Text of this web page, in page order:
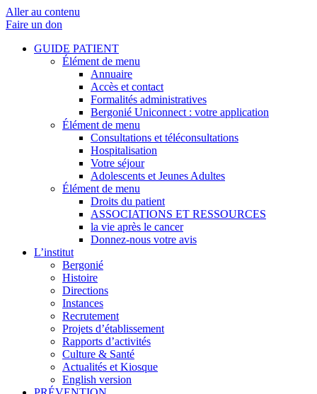
Aller au contenu
Faire un don
GUIDE PATIENT
Élément de menu
Annuaire
Accès et contact
Formalités administratives
Bergonié Uniconnect : votre application
Élément de menu
Consultations et téléconsultations
Hospitalisation
Votre séjour
Adolescents et Jeunes Adultes
Élément de menu
Droits du patient
ASSOCIATIONS ET RESSOURCES
la vie après le cancer
Donnez-nous votre avis
L’institut
Bergonié
Histoire
Directions
Instances
Recrutement
Projets d’établissement
Rapports d’activités
Culture & Santé
Actualités et Kiosque
English version